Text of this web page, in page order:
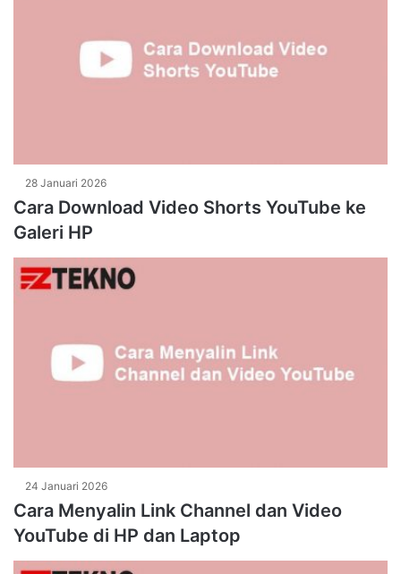
28 Januari 2026
Cara Download Video Shorts YouTube ke
Galeri HP
24 Januari 2026
Cara Menyalin Link Channel dan Video
YouTube di HP dan Laptop